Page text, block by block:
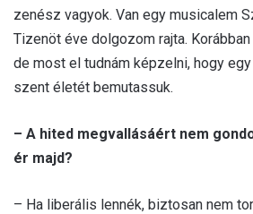
zenész vagyok. Van egy musicalem
Tizenöt éve dolgozom rajta.
de most el tudnám képzelni, hogy
szent életét bemutassuk.
– A hited megvallásáért nem
ér majd?
– Ha liberális lennék, biztosan nem